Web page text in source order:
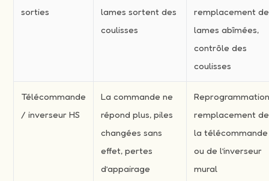
sorties
lames sortent des
coulisses
remplacement de
lames abîmées,
contrôle des
coulisses
Télécommande
/ inverseur HS
La commande ne
répond plus, piles
changées sans
effet, pertes
d’appairage
remplacement de
la télécommande
ou de l’inverseur
mural